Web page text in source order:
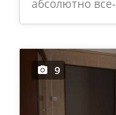
абсолютно
9